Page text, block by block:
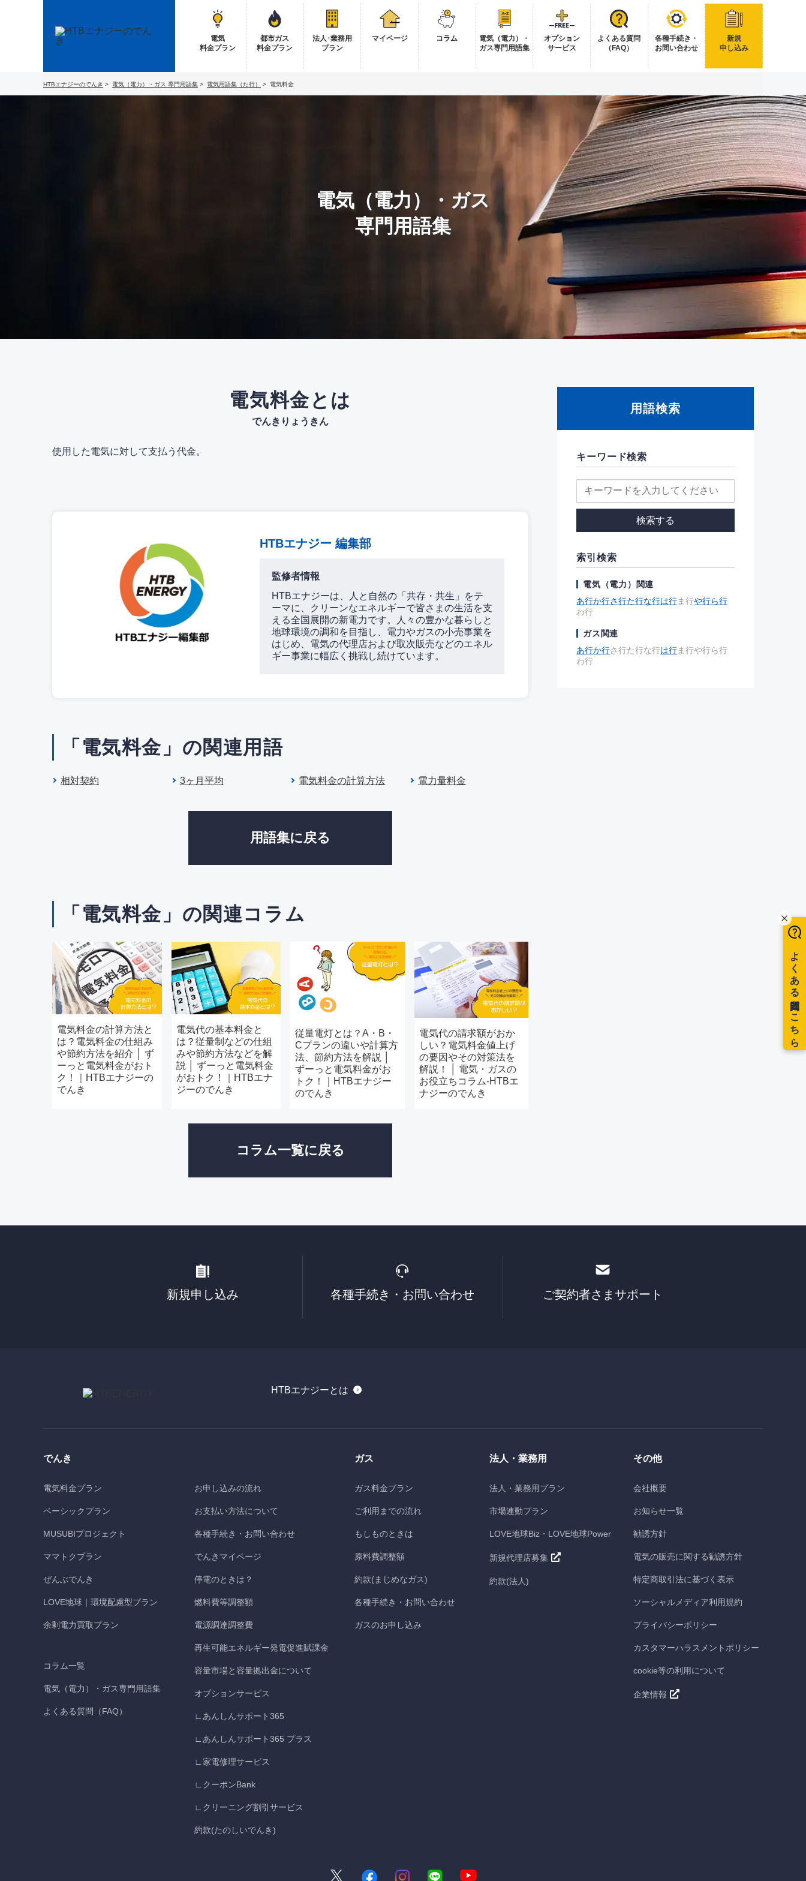
電気
料金プラン
都市ガス
料金プラン
法人･業務用
プラン
マイページ コラム
電気（電力）・
ガス専門用語集
オプション
サービス
よくある質問
（FAQ）
各種手続き・
お問い合わせ
新規
申し込み
HTBエナジーのでんき 電気（電力）・ガス 専門用語集 電気用語集（た行） 電気料金
電気（電力）・ガス
専門用語集
電気料金とは
でんきりょうきん
使用した電気に対して支払う代金。
HTBエナジー 編集部
監修者情報
HTBエナジーは、人と自然の「共存・共生」をテ
ーマに、クリーンなエネルギーで皆さまの生活を支
える全国展開の新電力です。人々の豊かな暮らしと
地球環境の調和を目指し、電力やガスの小売事業を
はじめ、電気の代理店および取次販売などのエネル
ギー事業に幅広く挑戦し続けています。
「電気料金」の関連用語
相対契約 3ヶ月平均 電気料金の計算方法 電力量料金
用語集に戻る
「電気料金」の関連コラム
電気料金の計算方法と
は？電気料金の仕組み
や節約方法を紹介 │ ず
ーっと電気料金がおト
ク！｜HTBエナジーの
でんき
電気代の基本料金と
は？従量制などの仕組
みや節約方法などを解
説 │ ずーっと電気料金
がおトク！｜HTBエナ
ジーのでんき
従量電灯とは？A・B・
Cプランの違いや計算方
法、節約方法を解説 │
ずーっと電気料金がお
トク！｜HTBエナジー
のでんき
電気代の請求額がおか
しい？電気料金値上げ
の要因やその対策法を
解説！ │ 電気・ガスの
お役立ちコラム-HTBエ
ナジーのでんき
コラム一覧に戻る
用語検索
キーワード検索
索引検索
電気（電力）関連
あ行か行さ行た行な行は行ま行や行ら行
わ行
ガス関連
あ行か行さ行た行な行は行ま行や行ら行
わ行
新規申し込み 各種手続き・ お問い合わせ ご契約者さま サポート
HTBエナジーとは
でんき
電気料金プラン
ベーシックプラン
MUSUBIプロジェクト
ママトクプラン
ぜんぶでんき
LOVE地球｜環境配慮型プラン
余剰電力買取プラン
コラム一覧
電気（電力）・ガス専門用語集
よくある質問（FAQ）
お申し込みの流れ
お支払い方法について
各種手続き・お問い合わせ
でんきマイページ
停電のときは？
燃料費等調整額
電源調達調整費
再生可能エネルギー発電促進賦課金
容量市場と容量拠出金について
オプションサービス
∟あんしんサポート365
∟あんしんサポート365 プラス
∟家電修理サービス
∟クーポンBank
∟クリーニング割引サービス
約款(たのしいでんき)
ガス
ガス料金プラン
ご利用までの流れ
もしものときは
原料費調整額
約款(まじめなガス)
各種手続き・お問い合わせ
ガスのお申し込み
法人・業務用
法人・業務用プラン
市場連動プラン
LOVE地球Biz・LOVE地球Power
新規代理店募集
約款(法人)
その他
会社概要
お知らせ一覧
勧誘方針
電気の販売に関する勧誘方針
特定商取引法に基づく表示
ソーシャルメディア利用規約
プライバシーポリシー
カスタマーハラスメントポリシー
cookie等の利用について
企業情報